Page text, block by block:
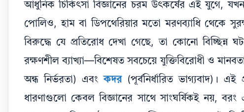
আধুনিক চিকিৎসা বিজ্ঞানের চরম উৎকর্ষের এই যুগে,
পোলিও, হাম বা ডিপথেরিয়ার মতো মরণব্যাধি থেকে
বিরুদ্ধে যে প্রতিরোধ দেখা গেছে, তা কোনো বিচ্ছিন্ন
রক্ষণশীল ব্যাখ্যা—বিশেষত সবচেয়ে যুক্তিবিরোধী ও
অন্ধ নির্ভরতা) এবংকদর(পূর্বনির্ধারিত ভাগ্যবাদ)।
ধারণাগুলো কেবল বিজ্ঞানের সাথে সাংঘর্ষিকই নয়,